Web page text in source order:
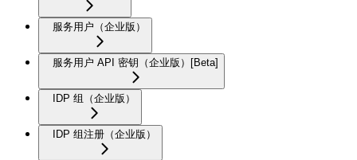
服务用户（企业版）
服务用户 API 密钥（企业版）[Beta]
IDP 组（企业版）
IDP 组注册（企业版）